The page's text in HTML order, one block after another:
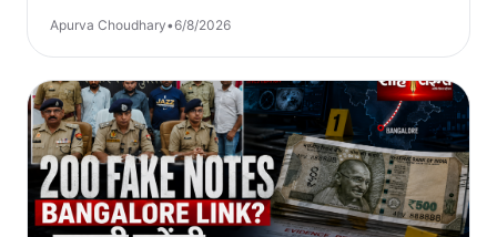
Apurva Choudhary•6/8/2026